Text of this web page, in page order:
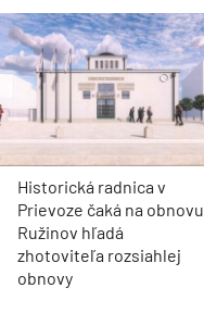
Historická radnica v
Prievoze čaká na obnovu.
Ružinov hľadá
zhotoviteľa rozsiahlej
obnovy